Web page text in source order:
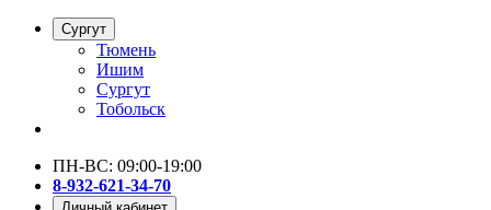
Сургут
Тюмень
Ишим
Сургут
Тобольск
ПН-ВС: 09:00-19:00
8-932-621-34-70